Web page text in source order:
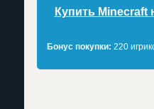
Купить Minecraft
Бонус покупки: 220